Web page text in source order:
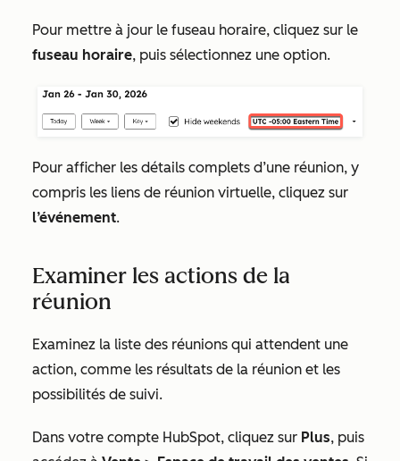
Pour mettre à jour le fuseau horaire, cliquez sur le
fuseau horaire, puis sélectionnez une option.
Pour afficher les détails complets d’une réunion, y
compris les liens de réunion virtuelle, cliquez sur
l’événement.
Examiner les actions de la
réunion
Examinez la liste des réunions qui attendent une
action, comme les résultats de la réunion et les
possibilités de suivi.
Dans votre compte HubSpot, cliquez sur Plus, puis